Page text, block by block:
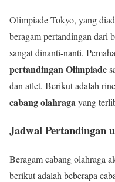
Olimpiade Tokyo, yang
beragam pertandingan dari
sangat dinanti-nanti.
pertandingan Olimpiade
dan atlet. Berikut adalah
cabang olahraga yang
Jadwal Pertandingan
Beragam cabang olahraga
berikut adalah beberapa